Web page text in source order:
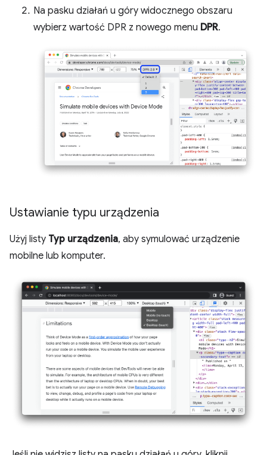
Na pasku działań u góry widocznego obszaru
wybierz wartość DPR z nowego menu DPR.
Ustawianie typu urządzenia
Użyj listy Typ urządzenia, aby symulować urządzenie
mobilne lub komputer.